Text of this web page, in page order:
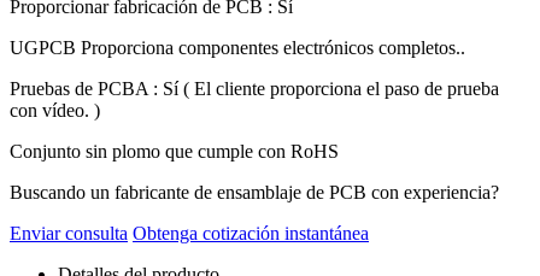
Proporcionar fabricación de PCB : Sí
UGPCB Proporciona componentes electrónicos completos..
Pruebas de PCBA : Sí ( El cliente proporciona el paso de prueba
con vídeo. )
Conjunto sin plomo que cumple con RoHS
Buscando un fabricante de ensamblaje de PCB con experiencia?
Enviar consulta Obtenga cotización instantánea